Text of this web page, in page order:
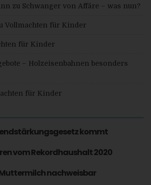
zu Schwanger von Affäre – was nun?
Vollmachten für Kinder
für Kinder
– Holzeisenbahnen besonders
für Kinder
kommt
vom Rekordhaushalt 2020
nachweisbar